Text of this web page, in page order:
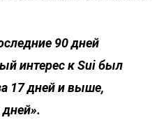
90 дней
интерес к Sui был
17 дней и выше,
дней».